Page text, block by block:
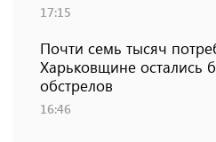
17:15
Почти семь тысяч
Харьковщине остались
обстрелов
16:46